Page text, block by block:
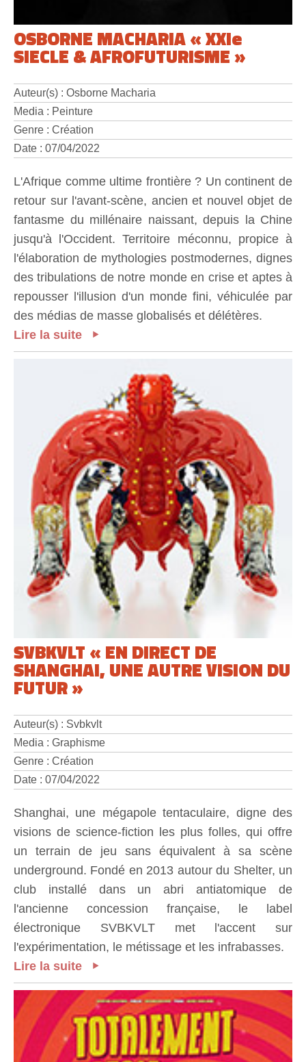
OSBORNE MACHARIA « XXIe
SIECLE & AFROFUTURISME »
Auteur(s) : Osborne Macharia
Media : Peinture
Genre : Création
Date : 07/04/2022
L'Afrique comme ultime frontière ? Un continent de
retour sur l'avant-scène, ancien et nouvel objet de
fantasme du millénaire naissant, depuis la Chine
jusqu'à l'Occident. Territoire méconnu, propice à
l'élaboration de mythologies postmodernes, dignes
des tribulations de notre monde en crise et aptes à
repousser l'illusion d'un monde fini, véhiculée par
des médias de masse globalisés et délétères.
Lire la suite
SVBKVLT « EN DIRECT DE
SHANGHAI, UNE AUTRE VISION DU
FUTUR »
Auteur(s) : Svbkvlt
Media : Graphisme
Genre : Création
Date : 07/04/2022
Shanghai, une mégapole tentaculaire, digne des
visions de science-fiction les plus folles, qui offre
un terrain de jeu sans équivalent à sa scène
underground. Fondé en 2013 autour du Shelter, un
club installé dans un abri antiatomique de
l'ancienne concession française, le label
électronique SVBKVLT met l'accent sur
l'expérimentation, le métissage et les infrabasses.
Lire la suite